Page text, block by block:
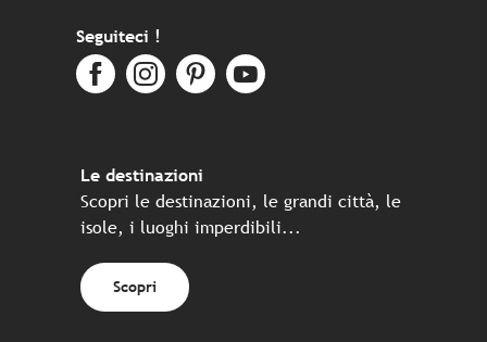
Seguiteci !
Le destinazioni
Scopri le destinazioni, le grandi città, le
isole, i luoghi imperdibili...
Scopri